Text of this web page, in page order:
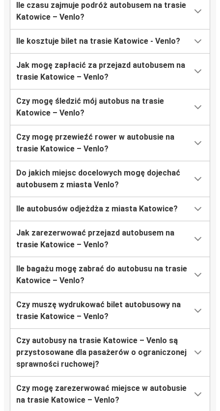
Ile czasu zajmuje podróż autobusem na trasie
Katowice – Venlo?
Ile kosztuje bilet na trasie Katowice - Venlo?
Jak mogę zapłacić za przejazd autobusem na
trasie Katowice – Venlo?
Czy mogę śledzić mój autobus na trasie
Katowice – Venlo?
Czy mogę przewieźć rower w autobusie na
trasie Katowice – Venlo?
Do jakich miejsc docelowych mogę dojechać
autobusem z miasta Venlo?
Ile autobusów odjeżdża z miasta Katowice?
Jak zarezerwować przejazd autobusem na
trasie Katowice – Venlo?
Ile bagażu mogę zabrać do autobusu na trasie
Katowice – Venlo?
Czy muszę wydrukować bilet autobusowy na
trasie Katowice – Venlo?
Czy autobusy na trasie Katowice – Venlo są
przystosowane dla pasażerów o ograniczonej
sprawności ruchowej?
Czy mogę zarezerwować miejsce w autobusie
na trasie Katowice – Venlo?